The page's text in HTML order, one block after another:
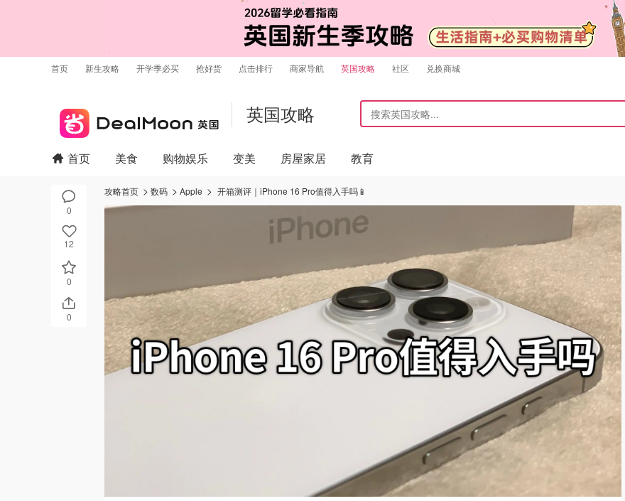
首页 新生攻略 开学季必买 抢好货 点击排行 商家导航 英国攻略 社区 兑换商城
英国攻略
0
12
0
0
首页 美食 购物娱乐 变美 房屋家居 教育
攻略首页 数码 Apple 开箱测评｜iPhone 16 Pro值得入手吗📱